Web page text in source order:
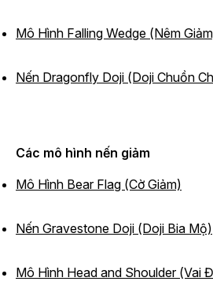
Mô Hình Falling Wedge (Nêm
Nến Dragonfly Doji (Doji Chuồn
Các mô hình nến giảm
Mô Hình Bear Flag (Cờ Giảm)
Nến Gravestone Doji (Doji Bia Mộ)
Mô Hình Head and Shoulder (Vai